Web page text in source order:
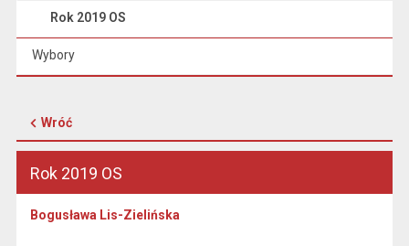
Rok 2019 OS
Wybory
Wróć
Rok 2019 OS
Bogusława Lis-Zielińska